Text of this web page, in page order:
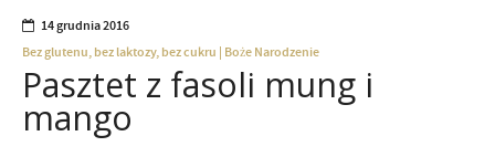
14 grudnia 2016
Bez glutenu, bez laktozy, bez cukru | Boże Narodzenie
Pasztet z fasoli mung i
mango